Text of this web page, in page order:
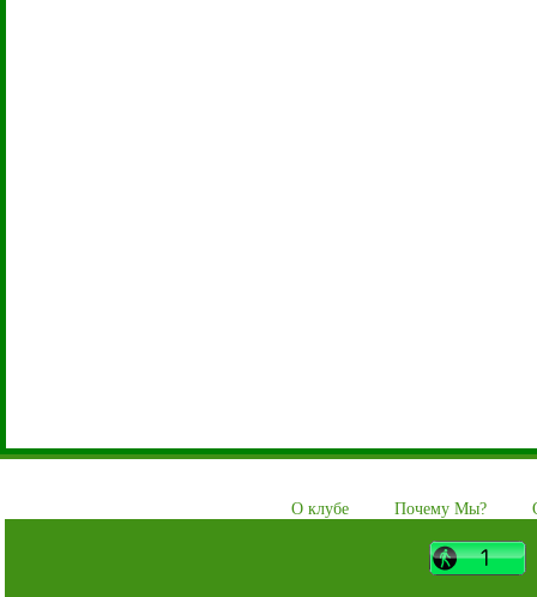
О клубе Почему Мы?